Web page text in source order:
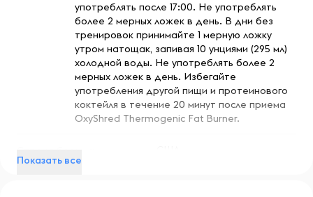
повышенному уровню распада жировых клеток,
известному как «гиперлиполиз». Это также поможет
ускорить метаболизм, повысить иммунитет, обеспечить
естественный заряд энергии и улучшить настроение с
помощью ноотропов, которые улучшают самочувствие.
А восхитительный вкус будет радовать вас в течение
Доверяйте результатам. Будьте уполномочены
В дни тренировок принимайте по 1 мерной ложке,
употреблять после 17:00. Не употреблять
более 2 мерных ложек в день. В дни без
тренировок принимайте 1 мерную ложку
утром натощак, запивая 10 унциями (295 мл)
холодной воды. Не употреблять более 2
мерных ложек в день. Избегайте
употребления другой пищи и протеинового
коктейля в течение 20 минут после приема
OxyShred Thermogenic Fat Burner.
Показать все